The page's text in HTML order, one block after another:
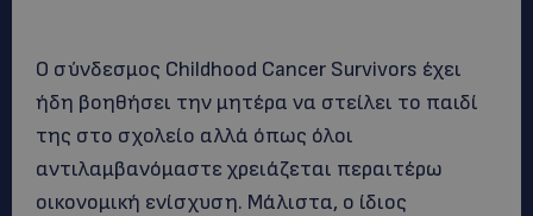
Ο σύνδεσμος Childhood Cancer Survivors έχει
ήδη βοηθήσει την μητέρα να στείλει το παιδί
της στο σχολείο αλλά όπως όλοι
αντιλαμβανόμαστε χρειάζεται περαιτέρω
οικονομική ενίσχυση. Μάλιστα, ο ίδιος